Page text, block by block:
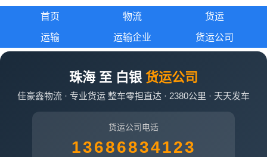
首页 物流 货运
运输 运输企业 货运公司
珠海 至 白银 货运公司
佳豪鑫物流 · 专业货运 整车零担直达 · 2380公里 · 天天发车
货运公司电话
13686834123